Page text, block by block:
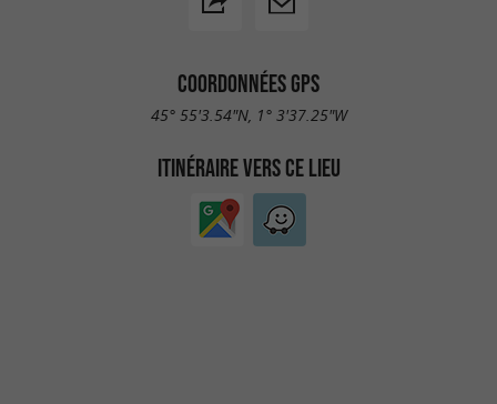
COORDONNÉES GPS
45° 55'3.54"N, 1° 3'37.25"W
ITINÉRAIRE VERS CE LIEU